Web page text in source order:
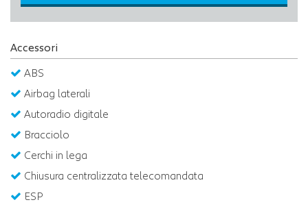
Accessori
ABS
Airbag laterali
Autoradio digitale
Bracciolo
Cerchi in lega
Chiusura centralizzata telecomandata
ESP